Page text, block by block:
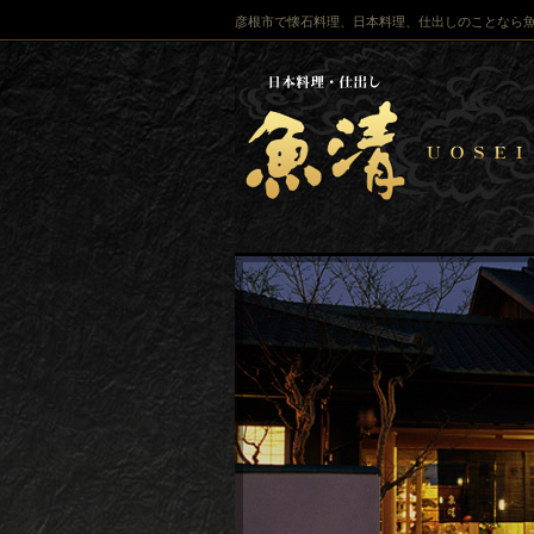
彦根市で懐石料理、日本料理、仕出しのことなら